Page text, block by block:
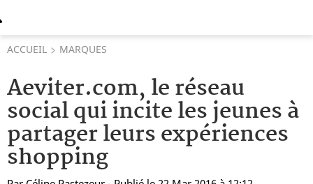
ACCUEIL MARQUES
Aeviter.com, le réseau
social qui incite les jeunes à
partager leurs expériences
shopping